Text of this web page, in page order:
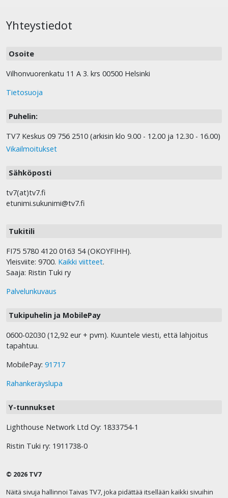
Yhteystiedot
Osoite
Vilhonvuorenkatu 11 A 3. krs 00500 Helsinki
Tietosuoja
Puhelin:
TV7 Keskus 09 756 2510 (arkisin klo 9.00 - 12.00 ja 12.30 - 16.00)
Vikailmoitukset
Sähköposti
tv7(at)tv7.fi
etunimi.sukunimi@tv7.fi
Tukitili
FI75 5780 4120 0163 54 (OKOYFIHH).
Yleisviite: 9700. Kaikki viitteet.
Saaja: Ristin Tuki ry
Palvelunkuvaus
Tukipuhelin ja MobilePay
0600-02030 (12,92 eur + pvm). Kuuntele viesti, että lahjoitus
tapahtuu.
MobilePay: 91717
Rahankeräyslupa
Y-tunnukset
Lighthouse Network Ltd Oy: 1833754-1
Ristin Tuki ry: 1911738-0
© 2026 TV7
Näitä sivuja hallinnoi Taivas TV7, joka pidättää itsellään kaikki sivuihin